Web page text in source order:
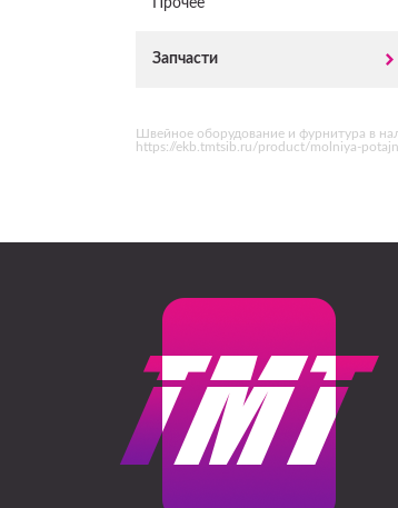
Прочее
Запчасти
Швейное оборудование и фурнитура в
https://ekb.tmtsib.ru/product/molniya-